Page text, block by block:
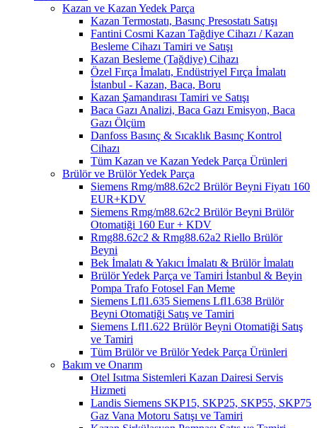
Kazan ve Kazan Yedek Parça
Kazan Termostatı, Basınç Presostatı Satışı
Fantini Cosmi Kazan Tağdiye Cihazı / Kazan
Besleme Cihazı Tamiri ve Satışı
Kazan Besleme (Tağdiye) Cihazı
Özel Fırça İmalatı, Endüstriyel Fırça İmalatı
İstanbul - Kazan, Baca, Boru
Kazan Şamandırası Tamiri ve Satışı
Baca Gazı Analizi, Baca Gazı Emisyon, Baca
Gazı Ölçüm
Danfoss Basınç & Sıcaklık Basınç Kontrol
Cihazı
Tüm Kazan ve Kazan Yedek Parça Ürünleri
Brülör ve Brülör Yedek Parça
Siemens Rmg/m88.62c2 Brülör Beyni Fiyatı 160
EUR+KDV
Siemens Rmg/m88.62c2 Brülör Beyni Brülör
Otomatiği 160 Eur + KDV
Rmg88.62c2 & Rmg88.62a2 Riello Brülör
Beyni
Bek İmalatı & Yakıcı İmalatı & Brülör İmalatı
Brülör Yedek Parça ve Tamiri İstanbul & Beyin
Pompa Trafo Fotosel Fan Meme
Siemens Lfl1.635 Siemens Lfl1.638 Brülör
Beyni Otomatiği Satış ve Tamiri
Siemens Lfl1.622 Brülör Beyni Otomatiği Satış
ve Tamiri
Tüm Brülör ve Brülör Yedek Parça Ürünleri
Bakım ve Onarım
Otel Isıtma Sistemleri Kazan Dairesi Servis
Hizmeti
Landis Siemens SKP15, SKP25, SKP55, SKP75
Gaz Vana Motoru Satışı ve Tamiri